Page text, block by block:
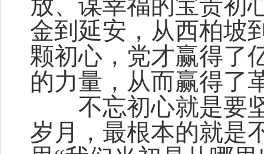
金到延安，从西柏坡
颗初心，党才赢得了
的力量，从而赢得了
不忘初心就是要坚
岁月，最根本的就是